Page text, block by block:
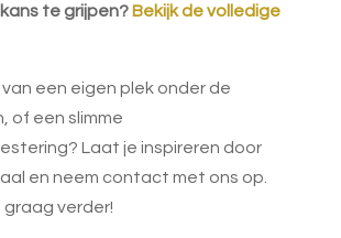
te grijpen?Bekijk de volledige
van een eigen plek onder de
of een slimme
Laat je inspireren door
en neem contact met ons op.
graag verder!